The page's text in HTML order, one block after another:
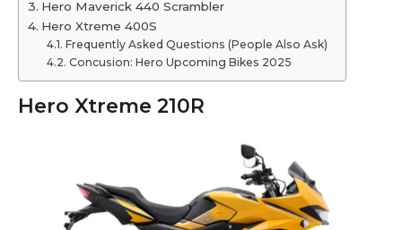
Hero Maverick 440 Scrambler
Hero Xtreme 400S
Frequently Asked Questions (People Also Ask)
Concusion: Hero Upcoming Bikes 2025
Hero Xtreme 210R